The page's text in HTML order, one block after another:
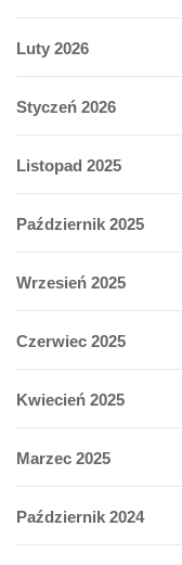
Luty 2026
Styczeń 2026
Listopad 2025
Październik 2025
Wrzesień 2025
Czerwiec 2025
Kwiecień 2025
Marzec 2025
Październik 2024